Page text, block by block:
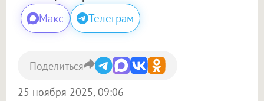
Макс Телеграм
25 ноября 2025, 09:06
Поделиться